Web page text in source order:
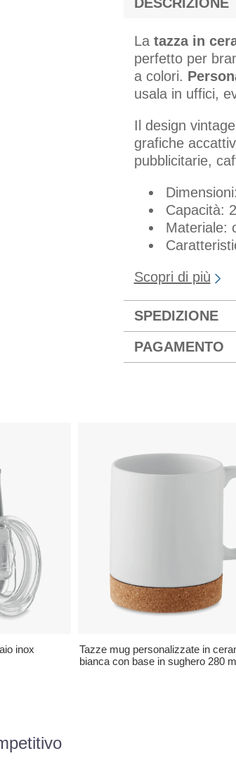
Latazza in
perfetto per
a colori.
usala in uffici,
Il design
grafiche
pubblicitarie,
Capacità:
Materiale:
Scopri di più
SPEDIZIONE
PAGAMENTO
inox
Tazze mug personalizzate in
bianca con base in sughero 280